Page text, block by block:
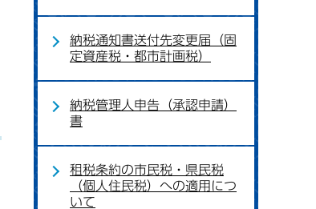
納税通知書送付先変更届（固
定資産税・都市計画税）
納税管理人申告（承認申請）
書
租税条約の市民税・県民税
（個人住民税）への適用につ
いて